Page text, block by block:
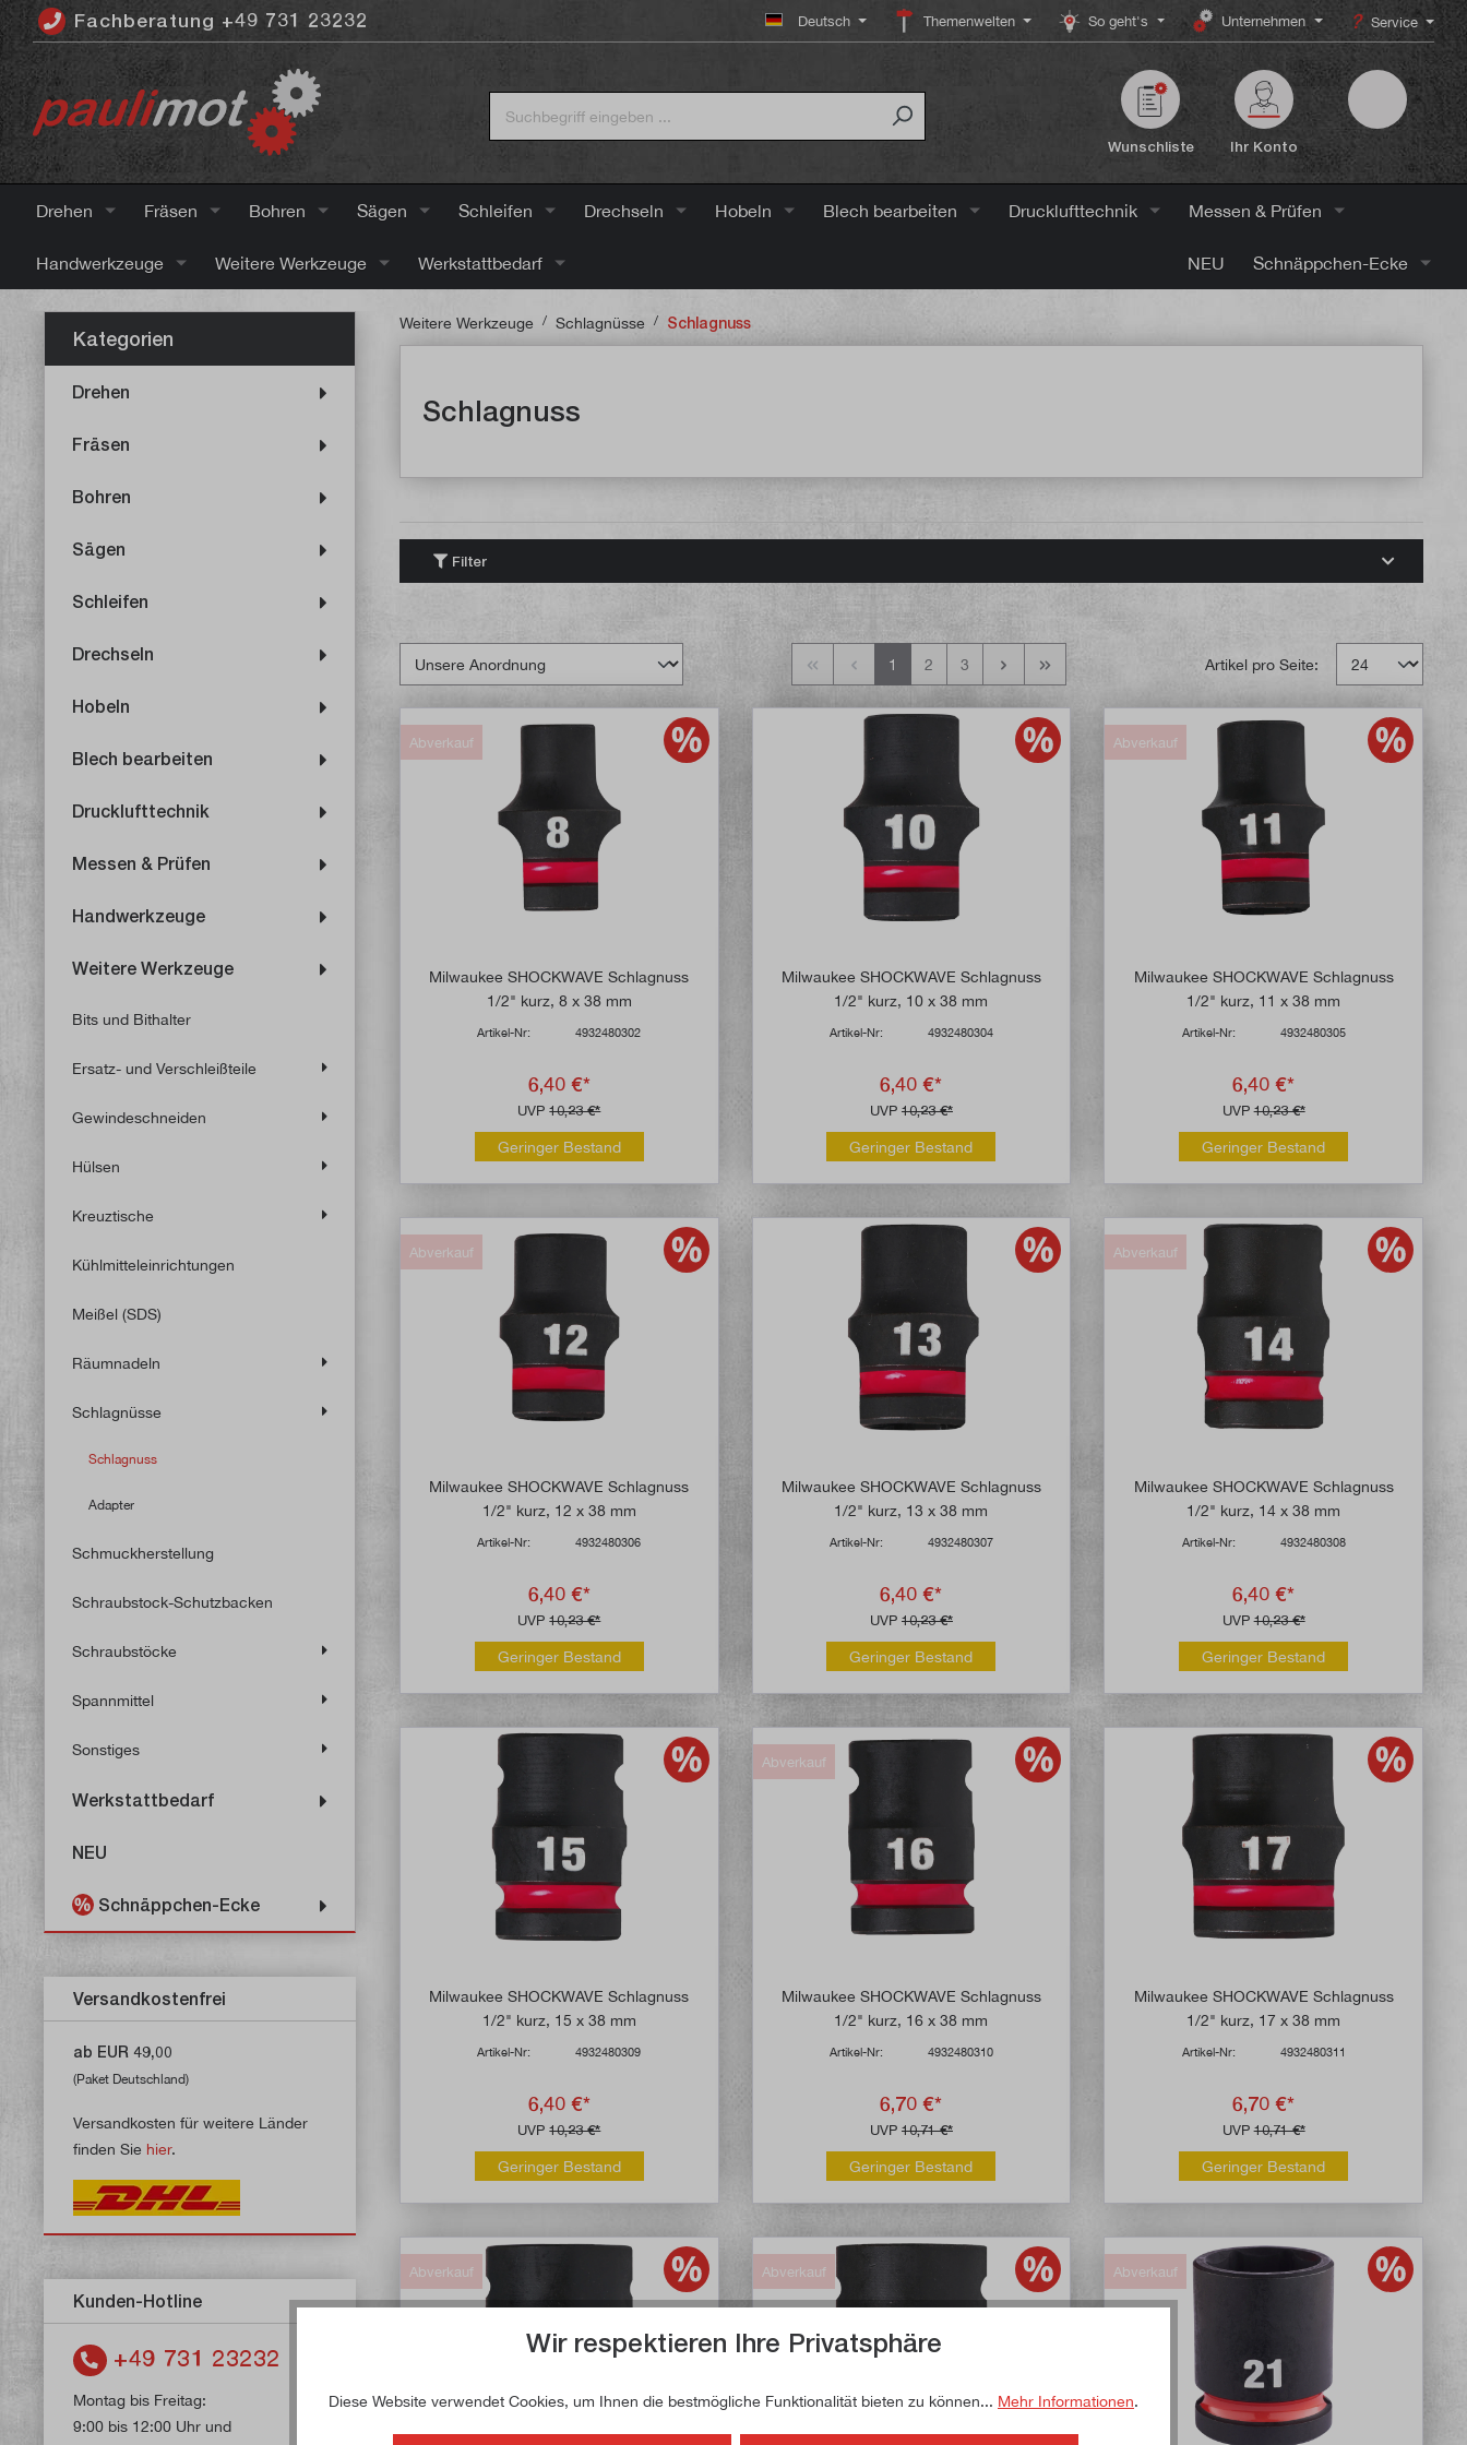
springen
Fachberatung +49 731 23232 Deutsch Themenwelten So geht's Unternehmen Service
Wunschliste Ihr Konto
Drehen Fräsen Bohren Sägen Schleifen Drechseln Hobeln Blech bearbeiten Drucklufttechnik Messen & Prüfen
Handwerkzeuge Weitere Werkzeuge Werkstattbedarf NEU Schnäppchen-Ecke
Kategorien
Drehen
Fräsen
Bohren
Sägen
Schleifen
Drechseln
Hobeln
Blech bearbeiten
Drucklufttechnik
Messen & Prüfen
Handwerkzeuge
Weitere Werkzeuge
Bits und Bithalter
Ersatz- und Verschleißteile
Gewindeschneiden
Hülsen
Kreuztische
Kühlmitteleinrichtungen
Meißel (SDS)
Räumnadeln
Schlagnüsse
Schlagnuss
Adapter
Schmuckherstellung
Schraubstock-Schutzbacken
Schraubstöcke
Spannmittel
Sonstiges
Werkstattbedarf
NEU
Schnäppchen-Ecke
Versandkostenfrei
ab EUR 49,00
(Paket Deutschland)
Versandkosten für weitere Länder
finden Sie hier.
Kunden-Hotline
+49 731 23232
Montag bis Freitag:
9:00 bis 12:00 Uhr und
Weitere Werkzeuge / Schlagnüsse / Schlagnuss
Schlagnuss
Filter
1 2 3 Artikel pro Seite:
Abverkauf
Milwaukee SHOCKWAVE Schlagnuss
1/2" kurz, 8 x 38 mm
Artikel-Nr: 4932480302
6,40 €*
UVP10,23 €*
Geringer Bestand
Milwaukee SHOCKWAVE Schlagnuss
1/2" kurz, 10 x 38 mm
Artikel-Nr: 4932480304
6,40 €*
UVP 10,23 €*
Geringer Bestand
Abverkauf
Milwaukee SHOCKWAVE Schlagnuss
1/2" kurz, 11 x 38 mm
Artikel-Nr: 4932480305
6,40 €*
UVP10,23 €*
Geringer Bestand
Abverkauf
Milwaukee SHOCKWAVE Schlagnuss
1/2" kurz, 12 x 38 mm
Artikel-Nr: 4932480306
6,40 €*
UVP10,23 €*
Geringer Bestand
Milwaukee SHOCKWAVE Schlagnuss
1/2" kurz, 13 x 38 mm
Artikel-Nr: 4932480307
6,40 €*
UVP 10,23 €*
Geringer Bestand
Abverkauf
Milwaukee SHOCKWAVE Schlagnuss
1/2" kurz, 14 x 38 mm
Artikel-Nr: 4932480308
6,40 €*
UVP10,23 €*
Geringer Bestand
Milwaukee SHOCKWAVE Schlagnuss
1/2" kurz, 15 x 38 mm
Artikel-Nr: 4932480309
6,40 €*
UVP10,23 €*
Geringer Bestand
Abverkauf
Milwaukee SHOCKWAVE Schlagnuss
1/2" kurz, 16 x 38 mm
Artikel-Nr: 4932480310
6,70 €*
UVP 10,71 €*
Geringer Bestand
Milwaukee SHOCKWAVE Schlagnuss
1/2" kurz, 17 x 38 mm
Artikel-Nr: 4932480311
6,70 €*
UVP10,71 €*
Geringer Bestand
Abverkauf Abverkauf Abverkauf
Wir respektieren Ihre Privatsphäre
Diese Website verwendet Cookies, um Ihnen die bestmögliche Funktionalität bieten zu können... Mehr Informationen.